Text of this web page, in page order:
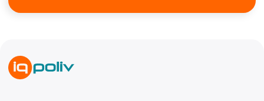
Обучение автополиву
Видео
Кейсы